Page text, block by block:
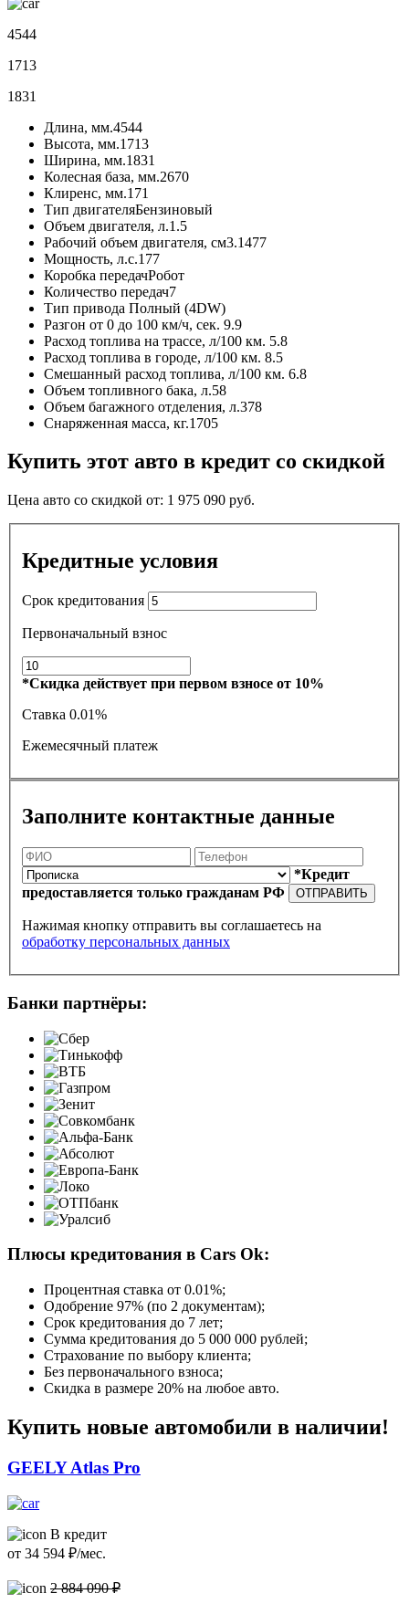
4544
1713
1831
Длина, мм.4544
Высота, мм.1713
Ширина, мм.1831
Колесная база, мм.2670
Клиренс, мм.171
Тип двигателяБензиновый
Объем двигателя, л.1.5
Рабочий объем двигателя, см3.1477
Мощность, л.с.177
Коробка передачРобот
Количество передач7
Тип привода Полный (4DW)
Разгон от 0 до 100 км/ч, сек. 9.9
Расход топлива на трассе, л/100 км. 5.8
Расход топлива в городе, л/100 км. 8.5
Смешанный расход топлива, л/100 км. 6.8
Объем топливного бака, л.58
Объем багажного отделения, л.378
Снаряженная масса, кг.1705
Купить этот авто в кредит со скидкой
Цена авто со скидкой от: 1 975 090 руб.
Кредитные условия
Срок кредитования
Первоначальный взнос
*Скидка действует при первом взносе от 10%
Ставка 0.01%
Ежемесячный платеж
Заполните контактные данные
*Кредит
предоставляется только гражданам РФ
ОТПРАВИТЬ
Нажимая кнопку отправить вы соглашаетесь на
обработку персональных данных
Банки партнёры:
Плюсы кредитования в Cars Ok:
Процентная ставка от 0.01%;
Одобрение 97% (по 2 документам);
Срок кредитования до 7 лет;
Сумма кредитования до 5 000 000 рублей;
Страхование по выбору клиента;
Без первоначального взноса;
Скидка в размере 20% на любое авто.
Купить новые автомобили в наличии!
GEELY Atlas Pro
В кредит
от 34 594 ₽/мес.
2 884 090 ₽